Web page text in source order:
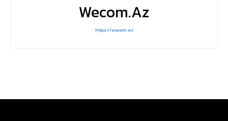
Wecom.az
https://wecom.az